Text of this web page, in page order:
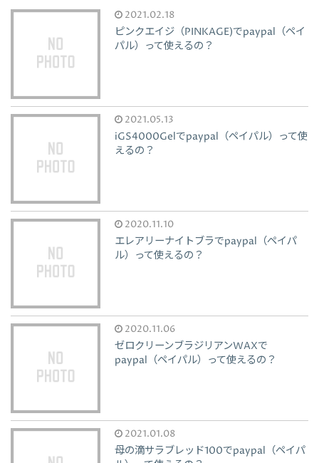
2021.02.18
ピンクエイジ（PINKAGE)でpaypal（ペイ
パル）って使えるの？
2021.05.13
iGS4000Gelでpaypal（ペイパル）って使
えるの？
2020.11.10
エレアリーナイトブラでpaypal（ペイパ
ル）って使えるの？
2020.11.06
ゼロクリーンブラジリアンWAXで
paypal（ペイパル）って使えるの？
2021.01.08
母の滴サラブレッド100でpaypal（ペイパ